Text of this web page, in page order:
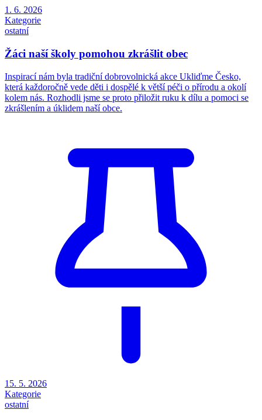
1. 6. 2026
Kategorie
ostatní
Žáci naší školy pomohou zkrášlit obec
Inspirací nám byla tradiční dobrovolnická akce Ukliďme Česko,
která každoročně vede děti i dospělé k větší péči o přírodu a okolí
kolem nás. Rozhodli jsme se proto přiložit ruku k dílu a pomoci se
zkrášlením a úklidem naší obce.
15. 5. 2026
Kategorie
ostatní